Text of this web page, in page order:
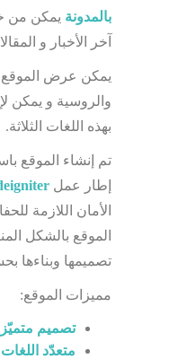
بالمدونة يمكن من
آخر الأخبار و
يمكن عرض الموقع
والروسية و يمكن
بهذه اللغات الثلاثة.
تم إنشاء الموقع
إطار عمل
الأمان اللازمة
الموقع بالشكل
تصميمها وبناءها
مميزات الموقع:
تصميم متميّز
متعدّد اللغات